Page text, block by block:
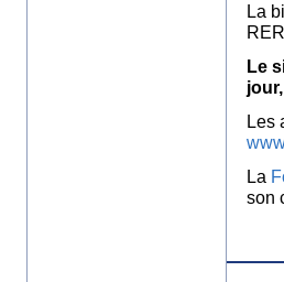
La
Le
Les
La
son